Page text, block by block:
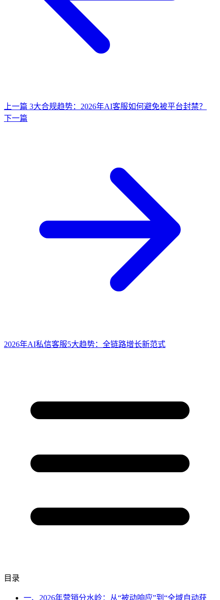
上一篇 3大合规趋势：2026年AI客服如何避免被平台封禁？
下一篇
2026年AI私信客服5大趋势：全链路增长新范式
目录
一、2026年营销分水岭：从“被动响应”到“全域自动获